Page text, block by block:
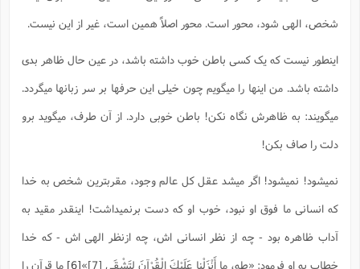
شخص، الهی شود، محور است. محور اصلاً همین است، غیر از این نیست.
اینطور نیست که یک کسی باطن خوب داشته باشد، در عین حال ظاهر بدی
داشته باشد. من اینها را میگویم چون خیلی این حرفها بر سر زبانها میگردد.
میگویند: به ظاهرش نگاه نکن! باطن خوبی دارد. از آن طرف، میگوید برو
دلت را صاف بکن!
نمیشود! نمیشود! اگر میشد عقل کل عالم وجود، مقربترین شخص به خدا
که انسانی ما فوق او نبود، خوب او که دست برنمیداشت! اینقدر مقید به
آداب ظاهره بود - چه از نظر انسانی اش، چه ازنظر الهی اش - که خدا
خطاب به او فرمود: «طه، ما أَنْزَلْنا عَلَيْكَ الْقُرْآنَ لِتَشْقَى [7]» [6]
ما قرآن را